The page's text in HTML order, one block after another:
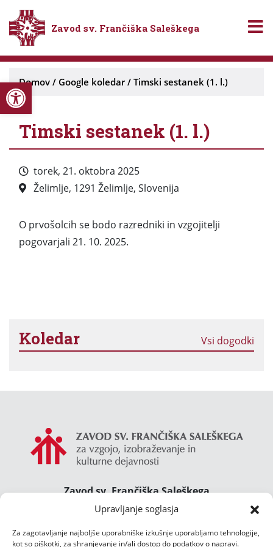
Open toolbar
Upravljanje soglasja
Za zagotavljanje najboljše uporabniške izkušnje uporabljamo tehnologije,
kot so piškotki, za shranjevanje in/ali dostop do podatkov o napravi.
Zavod sv. Frančiška Saleškega
Domov / Google koledar/ Timski sestanek (1. l.)
Timski sestanek (1. l.)
torek, 21. oktobra 2025
Želimlje, 1291 Želimlje, Slovenija
O prvošolcih se bodo razredniki in vzgojitelji
pogovarjali 21. 10. 2025.
Koledar Vsi dogodki
Zavod sv. Frančiška Saleškega
Gimnazija Želimlje ° Dom Janeza Boska ° Majcnov
Želimlje 46, 1291 Škofljica